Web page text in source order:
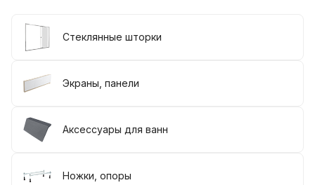
Стеклянные шторки
Экраны, панели
Аксессуары для ванн
Ножки, опоры